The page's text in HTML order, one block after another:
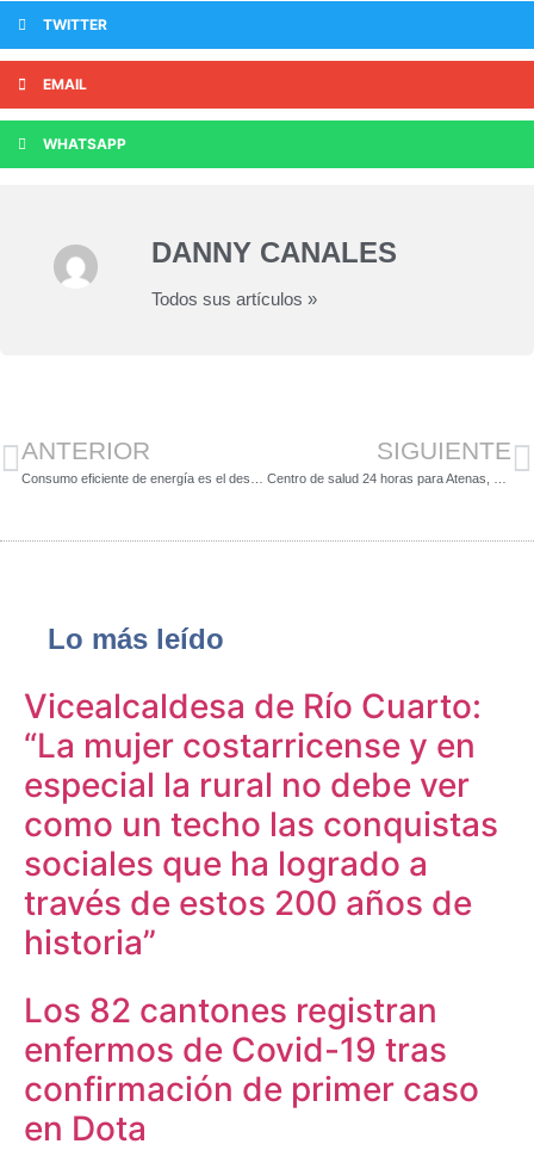
TWITTER
EMAIL
WHATSAPP
DANNY CANALES
Todos sus artículos »
ANTERIOR SIGUIENTE
Lo más leído
Vicealcaldesa de Río Cuarto:
“La mujer costarricense y en
especial la rural no debe ver
como un techo las conquistas
sociales que ha logrado a
través de estos 200 años de
historia”
Los 82 cantones registran
enfermos de Covid-19 tras
confirmación de primer caso
en Dota